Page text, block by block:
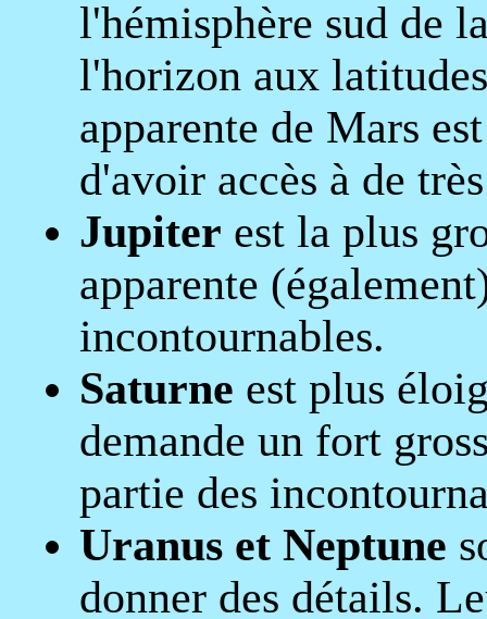
l'hémisphère sud de
l'horizon aux
apparente de Mars
d'avoir accès à de
Jupiter est la plus
apparente
incontournables.
Saturne est plus
demande un fort
partie des
Uranus et Neptune
donner des détails.